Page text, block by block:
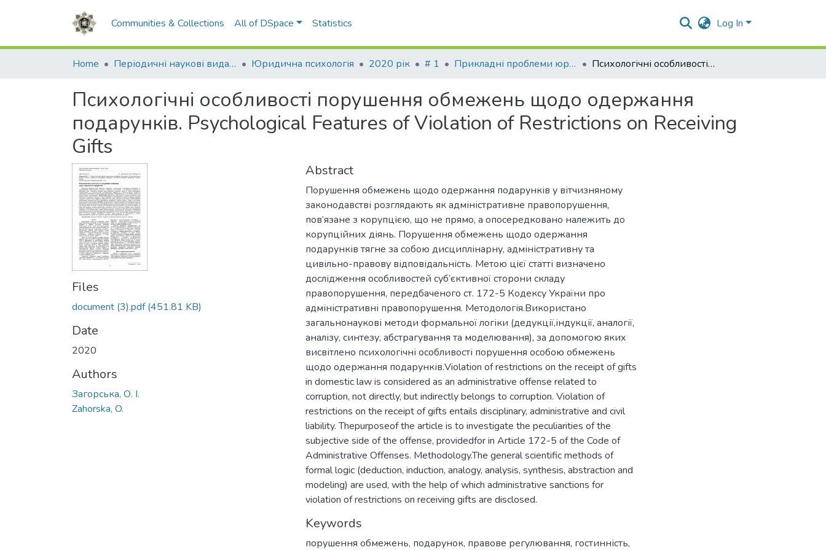
Communities & Collections All of DSpace Statistics Log In
Home Періодичні наукові видання НАВС Юридична психологія 2020 рік # 1 Прикладні проблеми юридичної психології Психологічні особливості порушення обмежень щодо одержання подарунків. Psychological Features of Violation of Restrictions on Receiving Gifts
Психологічні особливості порушення обмежень щодо одержання
подарунків. Psychological Features of Violation of Restrictions on Receiving
Gifts
Files
document (3).pdf(451.81 KB)
Date
2020
Authors
Загорська, О. І.
Zahorska, O.
Abstract
Порушення обмежень щодо одержання подарунків у вітчизняному
законодавстві розглядають як адміністративне правопорушення,
пов’язане з корупцією, що не прямо, а опосередковано належить до
корупційних діянь. Порушення обмежень щодо одержання
подарунків тягне за собою дисциплінарну, адміністративну та
цивільно-правову відповідальність. Метою цієї статті визначено
дослідження особливостей суб’єктивної сторони складу
правопорушення, передбаченого ст. 172-5 Кодексу України про
адміністративні правопорушення. Методологія.Використано
загальнонаукові методи формальної логіки (дедукції,індукції, аналогії,
аналізу, синтезу, абстрагування та моделювання), за допомогою яких
висвітлено психологічні особливості порушення особою обмежень
щодо одержання подарунків.Violation of restrictions on the receipt of gifts
in domestic law is considered as an administrative offense related to
corruption, not directly, but indirectly belongs to corruption. Violation of
restrictions on the receipt of gifts entails disciplinary, administrative and civil
liability. Thepurposeof the article is to investigate the peculiarities of the
subjective side of the offense, providedfor in Article 172-5 of the Code of
Administrative Offenses. Methodology.The general scientific methods of
formal logic (deduction, induction, analogy, analysis, synthesis, abstraction and
modeling) are used, with the help of which administrative sanctions for
violation of restrictions on receiving gifts are disclosed.
Keywords
порушення обмежень, подарунок, правове регулювання, гостинність,